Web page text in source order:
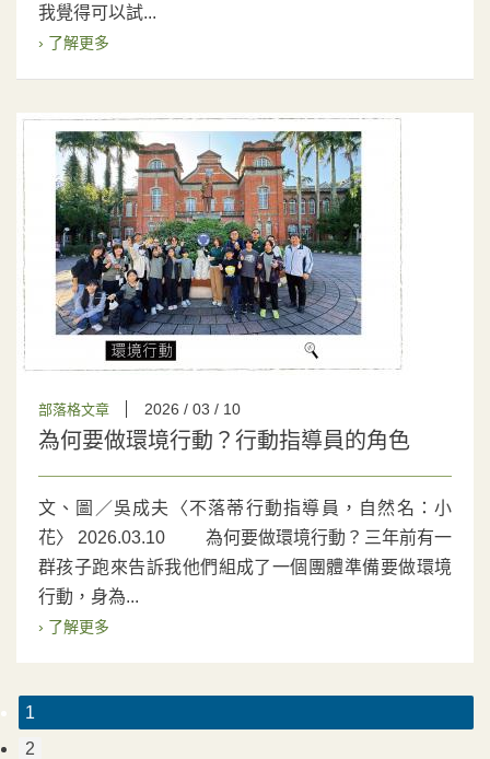
我覺得可以試...
› 了解更多
部落格文章 2026 / 03 / 10
為何要做環境行動？行動指導員的角色
文、圖／吳成夫〈不落蒂行動指導員，自然名：小
花〉 2026.03.10 為何要做環境行動？三年前有一
群孩子跑來告訴我他們組成了一個團體準備要做環境
行動，身為...
› 了解更多
1
2